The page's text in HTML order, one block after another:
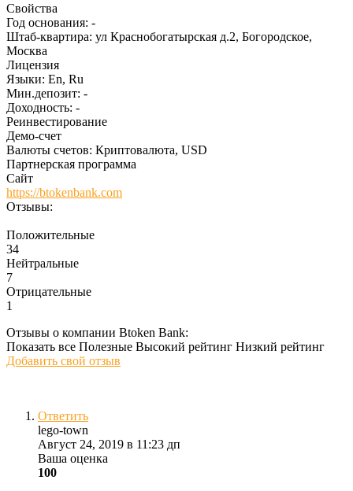
Свойства
Год основания: -
Штаб-квартира: ул Краснобогатырская д.2, Богородское,
Москва
Лицензия
Языки: En, Ru
Мин.депозит: -
Доходность: -
Реинвестирование
Демо-счет
Валюты счетов: Криптовалюта, USD
Партнерская программа
Сайт
https://btokenbank.com
Отзывы:
Положительные
34
Нейтральные
7
Отрицательные
1
Отзывы о компании Btoken Bank:
Показать все Полезные Высокий рейтинг Низкий рейтинг
Добавить свой отзыв
Ответить
lego-town
Август 24, 2019 в 11:23 дп
Ваша оценка
100